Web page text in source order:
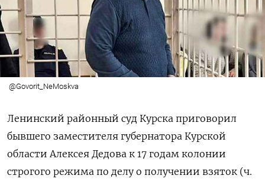
@Govorit_NeMoskva
Ленинский районный суд Курска приговорил
бывшего заместителя губернатора Курской
области Алексея Дедова к 17 годам колонии
строгого режима по делу о получении взяток (ч.